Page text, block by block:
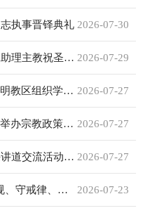
2026-07-30
执事晋铎典礼
2026-07-29
主教祝圣典礼
2026-07-27
国民族团结进步促进法》
2026-07-27
政策法规培训班
2026-07-27
次常委（扩大）会议
2026-07-23
”教育活动总结会议